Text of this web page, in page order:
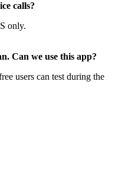
calls?
only.
Can we use this app?
users can test during the